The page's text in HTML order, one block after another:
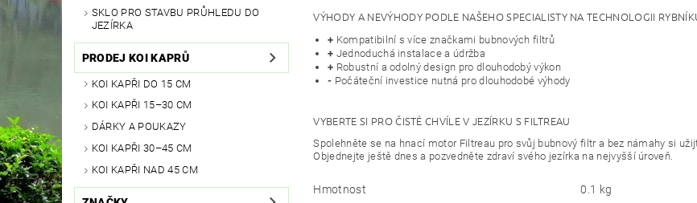
SKLO PRO STAVBU PRŮHLEDU DO
JEZÍRKA
PRODEJ KOI KAPRŮ
KOI KAPŘI DO 15 CM
KOI KAPŘI 15–30 CM
DÁRKY A POUKAZY
KOI KAPŘI 30–45 CM
KOI KAPŘI NAD 45 CM
VÝHODY A NEVÝHODY PODLE NAŠEHO SPECIALISTY NA TECHNOLOGII
+ Kompatibilní s více značkami bubnových filtrů
+ Jednoduchá instalace a údržba
+ Robustní a odolný design pro dlouhodobý výkon
- Počáteční investice nutná pro dlouhodobé výhody
VYBERTE SI PRO ČISTÉ CHVÍLE V JEZÍRKU S FILTREAU
Spolehněte se na hnací motor Filtreau pro svůj bubnový filtr a bez námahy si
Objednejte ještě dnes a pozvedněte zdraví svého jezírka na nejvyšší úroveň.
Hmotnost 0.1 kg